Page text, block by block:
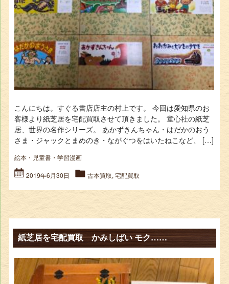
こんにちは。すぐる書店店主の村上です。 今回は愛知県のお
客様より紙芝居を宅配買取させて頂きました。 童心社の紙芝
居、世界の名作シリーズ。 あかずきんちゃん・はだかのおう
さま・ジャックとまめのき・ながぐつをはいたねこなど、 […]
絵本・児童書・学習漫画
2019年6月30日 古本買取,宅配買取
紙芝居を宅配買取 かみしばい モク……